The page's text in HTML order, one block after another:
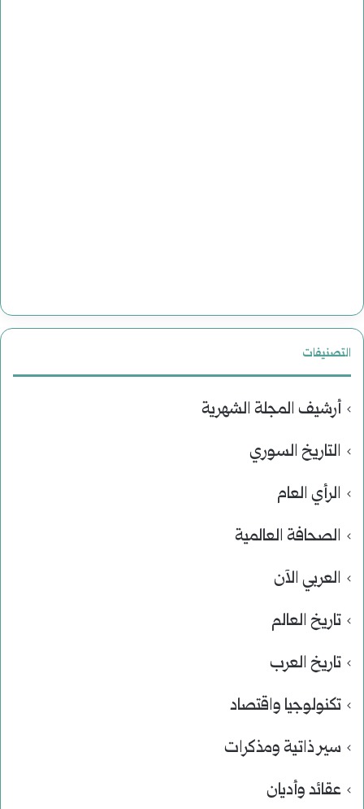
التصنيفات
أرشيف المجلة الشهرية
التاريخ السوري
الرأي العام
الصحافة العالمية
العربي الآن
تاريخ العالم
تاريخ العرب
تكنولوجيا واقتصاد
سير ذاتية ومذكرات
عقائد وأديان